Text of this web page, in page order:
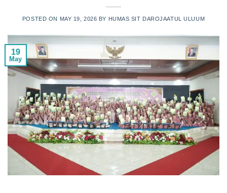
POSTED ON MAY 19, 2026 BY HUMAS SIT DAROJAATUL ULUUM
19
May